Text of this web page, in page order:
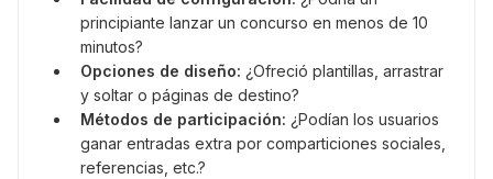
principiante lanzar un concurso en menos de 10
minutos?
Opciones de diseño: ¿Ofreció plantillas, arrastrar
y soltar o páginas de destino?
Métodos de participación: ¿Podían los usuarios
ganar entradas extra por comparticiones sociales,
referencias, etc.?